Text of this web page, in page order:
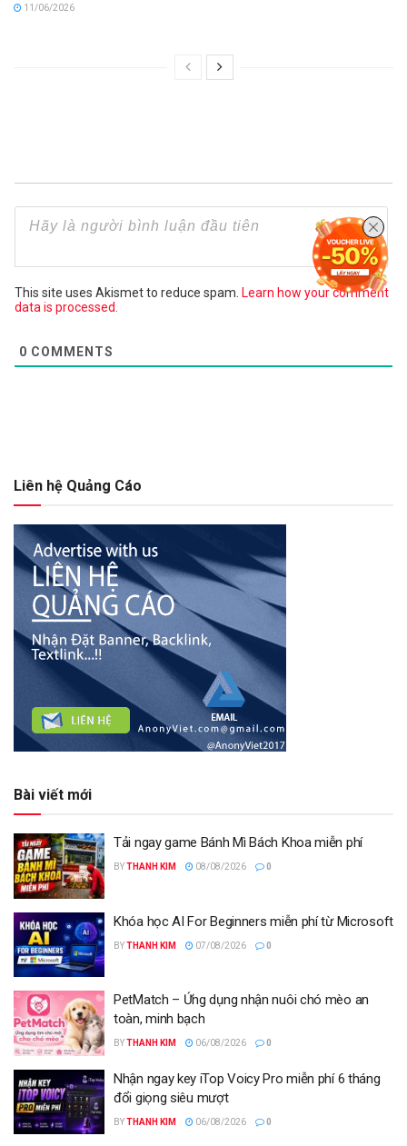
11/06/2026
This site uses Akismet to reduce spam. Learn how your comment
data is processed.
0 COMMENTS
Liên hệ Quảng Cáo
Bài viết mới
Tải ngay game Bánh Mì Bách Khoa miễn phí
BYTHANH KIM 08/08/2026 0
Khóa học AI For Beginners miễn phí từ Microsoft
BYTHANH KIM 07/08/2026 0
PetMatch – Ứng dụng nhận nuôi chó mèo an
toàn, minh bạch
BYTHANH KIM 06/08/2026 0
Nhận ngay key iTop Voicy Pro miễn phí 6 tháng
đổi giọng siêu mượt
BYTHANH KIM 06/08/2026 0